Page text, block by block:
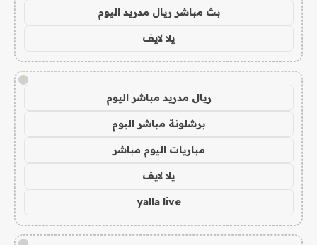
بث مباشر ريال مدريد اليوم
يلا لايف
!
ريال مدريد مباشر اليوم
برشلونة مباشر اليوم
مباريات اليوم مباشر
يلا لايف
yalla live
!